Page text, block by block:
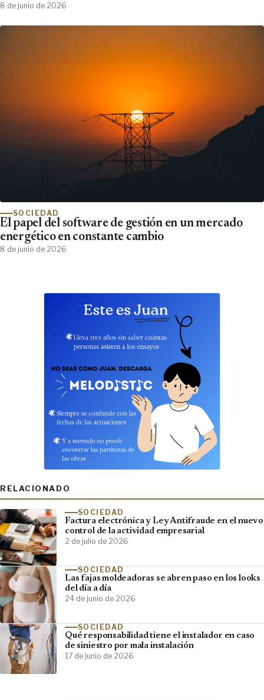
Clínicos Demanda y No Encuentra
8 de junio de 2026
SOCIEDAD
El papel del software de gestión en un mercado
energético en constante cambio
8 de junio de 2026
RELACIONADO
SOCIEDAD
Factura electrónica y Ley Antifraude en el nuevo
control de la actividad empresarial
2 de julio de 2026
SOCIEDAD
Las fajas moldeadoras se abren paso en los looks
del día a día
24 de junio de 2026
SOCIEDAD
Qué responsabilidad tiene el instalador en caso
de siniestro por mala instalación
17 de junio de 2026